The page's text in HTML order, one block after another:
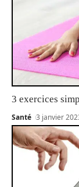
3 exercices
Santé 3 janvier